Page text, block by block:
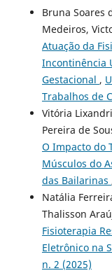
Bruna Soares
Medeiros,
Atuação da
Incontinência
Gestacional ,
Trabalhos de
Vitória
Pereira de
O Impacto do
Músculos do
das Bailarinas
Natália
Thalisson
Fisioterapia
Eletrônico na
n. 2 (2025)